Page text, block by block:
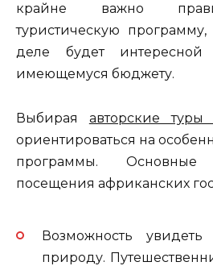
крайне важно
туристическую
деле будет
имеющемуся бюджету.
Выбирая авторские
ориентироваться на
программы.
посещения африканских
Возможность
природу.